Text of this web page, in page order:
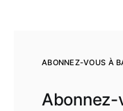
ABONNEZ-VOUS À
Abonnez-